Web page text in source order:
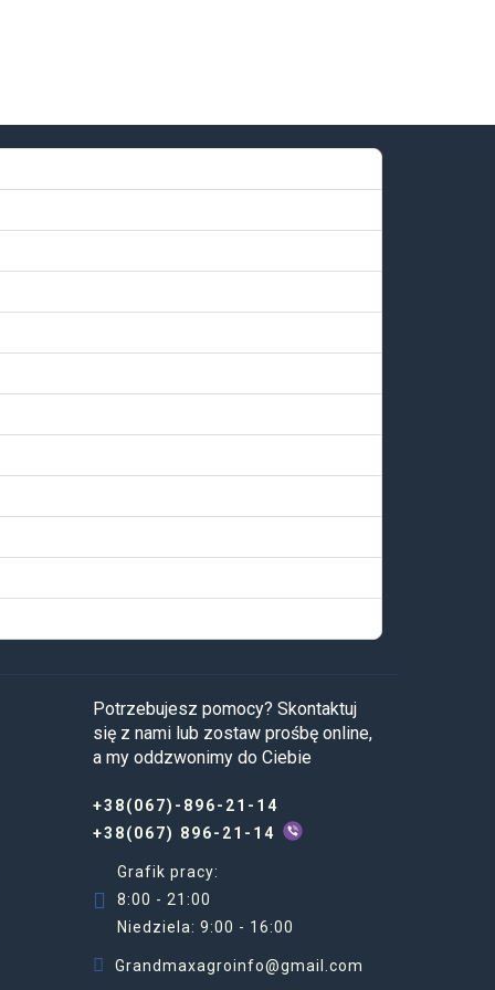
Potrzebujesz pomocy? Skontaktuj
się z nami lub zostaw prośbę online,
a my oddzwonimy do Ciebie
+38(067)-896-21-14
+38(067) 896-21-14
Grafik pracy:
8:00 - 21:00
Niedziela: 9:00 - 16:00
Grandmaxagroinfo@gmail.com